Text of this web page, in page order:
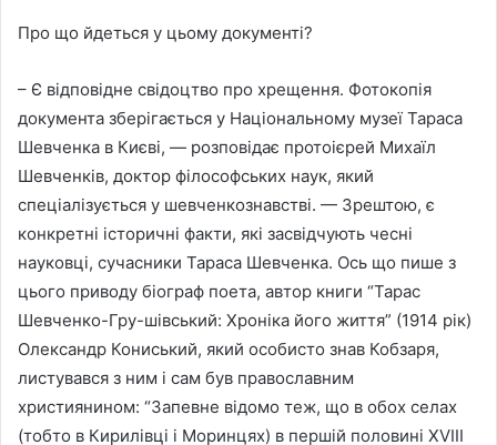
Про що йдеться у цьому документі?
– Є відповідне свідоцтво про хрещення. Фотокопія
документа зберігається у Національному музеї Тараса
Шевченка в Києві, — розповідає протоієрей Михаїл
Шевченків, доктор філософських наук, який
спеціалізується у шевченкознавстві. — Зрештою, є
конкретні історичні факти, які засвідчують чесні
науковці, сучасники Тараса Шевченка. Ось що пише з
цього приводу біограф поета, автор книги “Тарас
Шевченко-Гру-шівський: Хроніка його життя” (1914 рік)
Олександр Кониський, який особисто знав Кобзаря,
листувався з ним і сам був православним
християнином: “Запевне відомо теж, що в обох селах
(тобто в Кирилівці і Моринцях) в першій половині XVIII